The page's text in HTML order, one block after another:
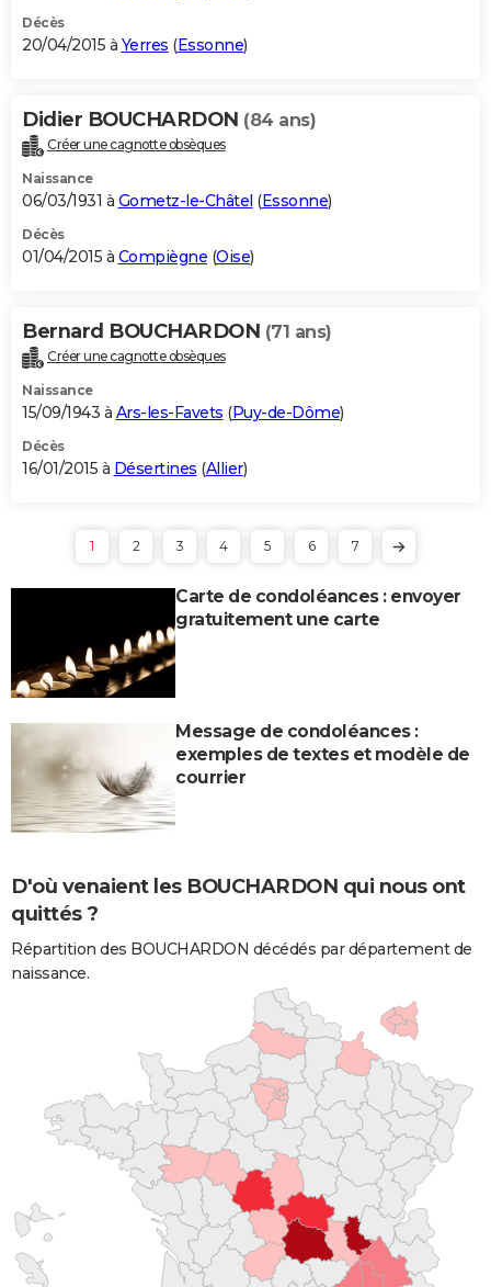
Décès
20/04/2015 à Yerres (Essonne)
Didier BOUCHARDON (84 ans)
Créer une cagnotte obsèques
Naissance
06/03/1931 à Gometz-le-Châtel (Essonne)
Décès
01/04/2015 à Compiègne (Oise)
Bernard BOUCHARDON (71 ans)
Créer une cagnotte obsèques
Naissance
15/09/1943 à Ars-les-Favets (Puy-de-Dôme)
Décès
16/01/2015 à Désertines (Allier)
1 2 3 4 5 6 7
Carte de condoléances : envoyer
gratuitement une carte
Message de condoléances :
exemples de textes et modèle de
courrier
D'où venaient les BOUCHARDON qui nous ont
quittés ?
Répartition des BOUCHARDON décédés par département de
naissance.